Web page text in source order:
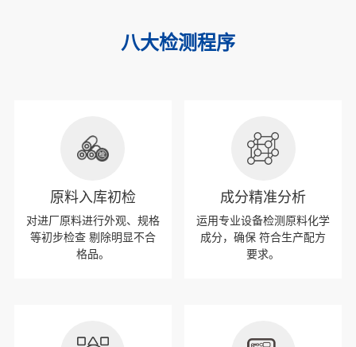
八大检测程序
原料入库初检
对进厂原料进行外观、规格
等初步检查 剔除明显不合
格品。
成分精准分析
运用专业设备检测原料化学
成分，确保 符合生产配方
要求。